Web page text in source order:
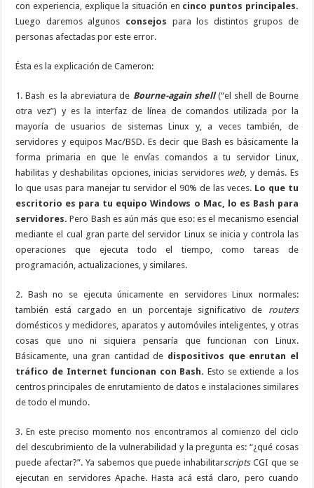
con experiencia, explique la situación en cinco puntos principales.
Luego daremos algunos consejos para los distintos grupos de
personas afectadas por este error.
Ésta es la explicación de Cameron:
1. Bash es la abreviatura de Bourne-again shell(“el shell de Bourne
otra vez”) y es la interfaz de línea de comandos utilizada por la
mayoría de usuarios de sistemas Linux y, a veces también, de
servidores y equipos Mac/BSD. Es decir que Bash es básicamente la
forma primaria en que le envías comandos a tu servidor Linux,
habilitas y deshabilitas opciones, inicias servidores web, y demás. Es
lo que usas para manejar tu servidor el 90% de las veces. Lo que tu
escritorio es para tu equipo Windows o Mac, lo es Bash para
servidores. Pero Bash es aún más que eso: es el mecanismo esencial
mediante el cual gran parte del servidor Linux se inicia y controla las
operaciones que ejecuta todo el tiempo, como tareas de
programación, actualizaciones, y similares.
2. Bash no se ejecuta únicamente en servidores Linux normales:
también está cargado en un porcentaje significativo de routers
domésticos y medidores, aparatos y automóviles inteligentes, y otras
cosas que uno ni siquiera pensaría que funcionan con Linux.
Básicamente, una gran cantidad de dispositivos que enrutan el
tráfico de Internet funcionan con Bash. Esto se extiende a los
centros principales de enrutamiento de datos e instalaciones similares
de todo el mundo.
3. En este preciso momento nos encontramos al comienzo del ciclo
del descubrimiento de la vulnerabilidad y la pregunta es: “¿qué cosas
puede afectar?”. Ya sabemos que puede inhabilitarscriptsCGI que se
ejecutan en servidores Apache. Hasta acá está claro, pero cuando